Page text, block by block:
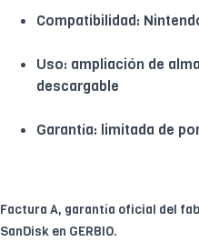
Compatibilidad:
Uso: ampliación de
descargable
Garantía: limitada de
Factura A, garantía oficial del
SanDisk en GERBIO.